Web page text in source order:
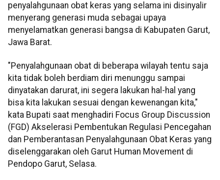
penyalahgunaan obat keras yang selama ini disinyalir
menyerang generasi muda sebagai upaya
menyelamatkan generasi bangsa di Kabupaten Garut,
Jawa Barat.
"Penyalahgunaan obat di beberapa wilayah tentu saja
kita tidak boleh berdiam diri menunggu sampai
dinyatakan darurat, ini segera lakukan hal-hal yang
bisa kita lakukan sesuai dengan kewenangan kita,"
kata Bupati saat menghadiri Focus Group Discussion
(FGD) Akselerasi Pembentukan Regulasi Pencegahan
dan Pemberantasan Penyalahgunaan Obat Keras yang
diselenggarakan oleh Garut Human Movement di
Pendopo Garut, Selasa.